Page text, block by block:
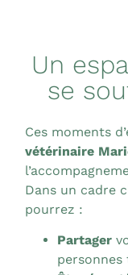
Un
se
Ces moments
vétérinaire
Dans un cadre
pourrez :
Partager